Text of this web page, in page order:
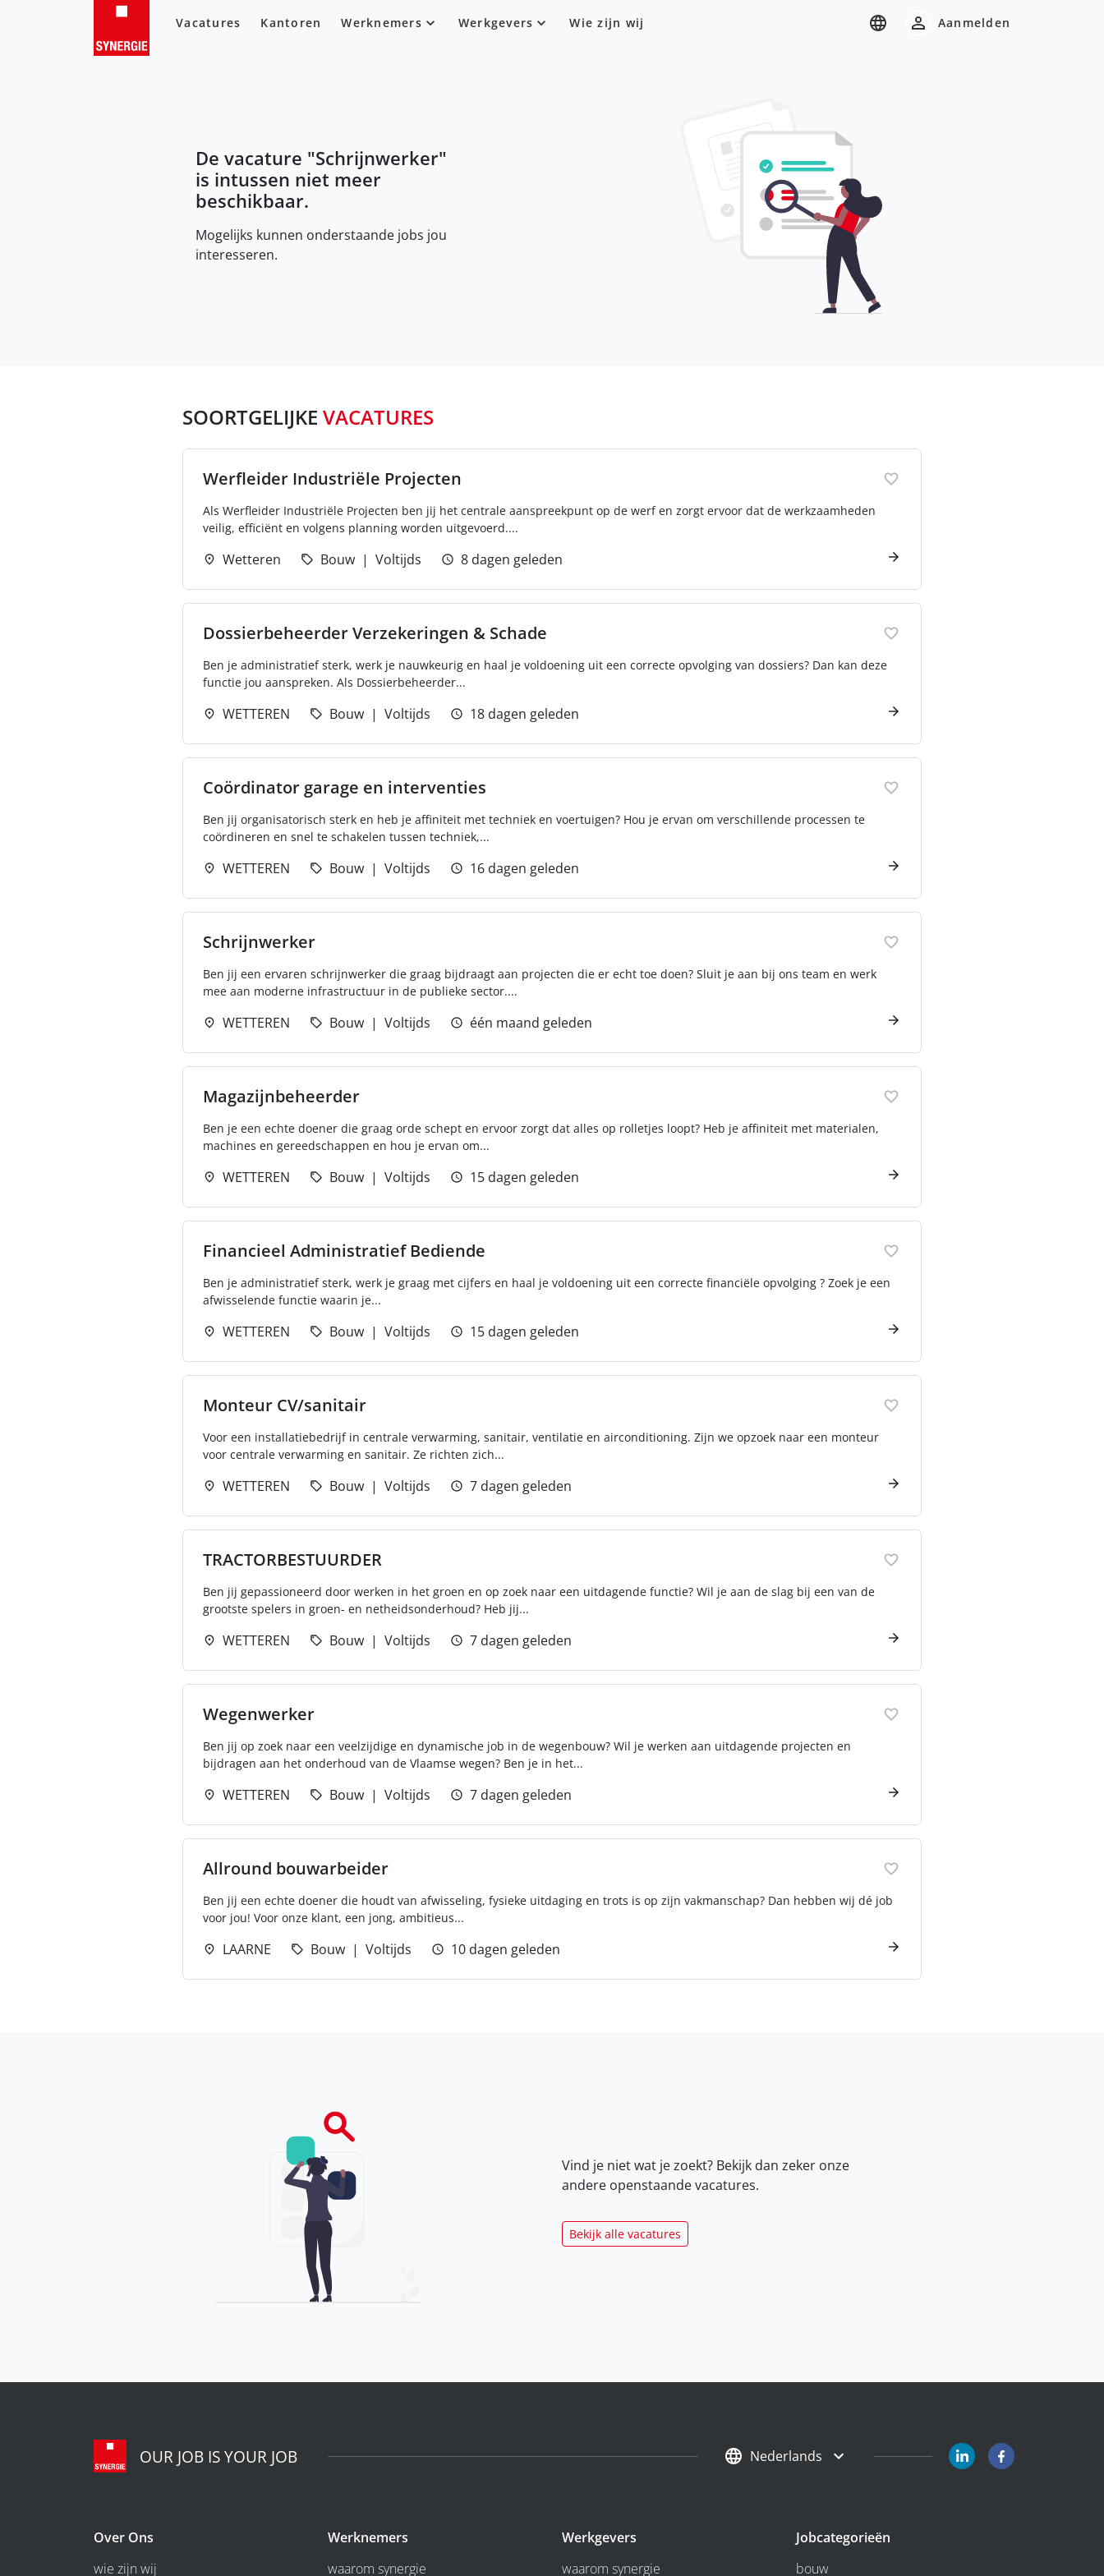
Vacatures Kantoren Werknemers Werkgevers Wie zijn wij Aanmelden
De vacature "Schrijnwerker"
is intussen niet meer
beschikbaar.
Mogelijks kunnen onderstaande jobs jou
interesseren.
SOORTGELIJKE VACATURES
Werfleider Industriële Projecten
Als Werfleider Industriële Projecten ben jij het centrale aanspreekpunt op de werf en zorgt ervoor dat de werkzaamheden
veilig, efficiënt en volgens planning worden uitgevoerd....
Wetteren Bouw Voltijds 8 dagen geleden
Dossierbeheerder Verzekeringen & Schade
Ben je administratief sterk, werk je nauwkeurig en haal je voldoening uit een correcte opvolging van dossiers? Dan kan deze
functie jou aanspreken. Als Dossierbeheerder...
WETTEREN Bouw Voltijds 18 dagen geleden
Coördinator garage en interventies
Ben jij organisatorisch sterk en heb je affiniteit met techniek en voertuigen? Hou je ervan om verschillende processen te
coördineren en snel te schakelen tussen techniek,...
WETTEREN Bouw Voltijds 16 dagen geleden
Schrijnwerker
Ben jij een ervaren schrijnwerker die graag bijdraagt aan projecten die er echt toe doen? Sluit je aan bij ons team en werk
mee aan moderne infrastructuur in de publieke sector....
WETTEREN Bouw Voltijds één maand geleden
Magazijnbeheerder
Ben je een echte doener die graag orde schept en ervoor zorgt dat alles op rolletjes loopt? Heb je affiniteit met materialen,
machines en gereedschappen en hou je ervan om...
WETTEREN Bouw Voltijds 15 dagen geleden
Financieel Administratief Bediende
Ben je administratief sterk, werk je graag met cijfers en haal je voldoening uit een correcte financiële opvolging ? Zoek je een
afwisselende functie waarin je...
WETTEREN Bouw Voltijds 15 dagen geleden
Monteur CV/sanitair
Voor een installatiebedrijf in centrale verwarming, sanitair, ventilatie en airconditioning. Zijn we opzoek naar een monteur
voor centrale verwarming en sanitair. Ze richten zich...
WETTEREN Bouw Voltijds 7 dagen geleden
TRACTORBESTUURDER
Ben jij gepassioneerd door werken in het groen en op zoek naar een uitdagende functie? Wil je aan de slag bij een van de
grootste spelers in groen- en netheidsonderhoud? Heb jij...
WETTEREN Bouw Voltijds 7 dagen geleden
Wegenwerker
Ben jij op zoek naar een veelzijdige en dynamische job in de wegenbouw? Wil je werken aan uitdagende projecten en
bijdragen aan het onderhoud van de Vlaamse wegen? Ben je in het...
WETTEREN Bouw Voltijds 7 dagen geleden
Allround bouwarbeider
Ben jij een echte doener die houdt van afwisseling, fysieke uitdaging en trots is op zijn vakmanschap? Dan hebben wij dé job
voor jou! Voor onze klant, een jong, ambitieus...
LAARNE Bouw Voltijds 10 dagen geleden
Vind je niet wat je zoekt? Bekijk dan zeker onze
andere openstaande vacatures.
Bekijk alle vacatures
OUR JOB IS YOUR JOB Nederlands
Over Ons
wie zijn wij
Werknemers
waarom synergie
Werkgevers
waarom synergie
Jobcategorieën
bouw